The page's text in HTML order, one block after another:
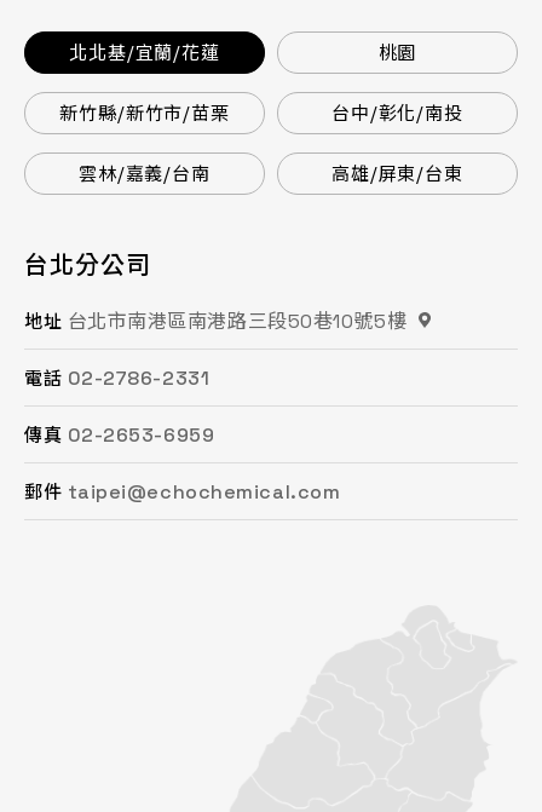
北北基/宜蘭/花蓮 桃園
新竹縣/新竹市/苗栗 台中/彰化/南投
雲林/嘉義/台南 高雄/屏東/台東
台北分公司
地址 台北市南港區南港路三段50巷10號5樓
電話 02-2786-2331
傳真 02-2653-6959
郵件 taipei@echochemical.com
桃園分公司
地址 桃園市平鎮區復興街62號2樓
電話 03-494-6939
傳真 03-493-0687
郵件 chungli@echochemical.com
總公司 / 竹苗分公司
地址 苗栗縣頭份市工業路16號
電話 037-621-088
傳真 037-615-096
郵件 miaoli@echochemical.com
台中分公司
地址 台中市南屯區文心路一段218號15F之2
電話 04-2472-8859
傳真 04-2472-8825
郵件 taichung@echochemical.com
台南分公司
地址 台南市永康區鹽洲一街63巷33號
電話 06-243-6589
傳真 06-253-8208
郵件 tainan@echochemical.com
高雄分公司
地址 高雄市鳳山區鳳頂路479號
電話 07-753-9988
傳真 07-753-1958
郵件 kaohsiung@echochemical.com